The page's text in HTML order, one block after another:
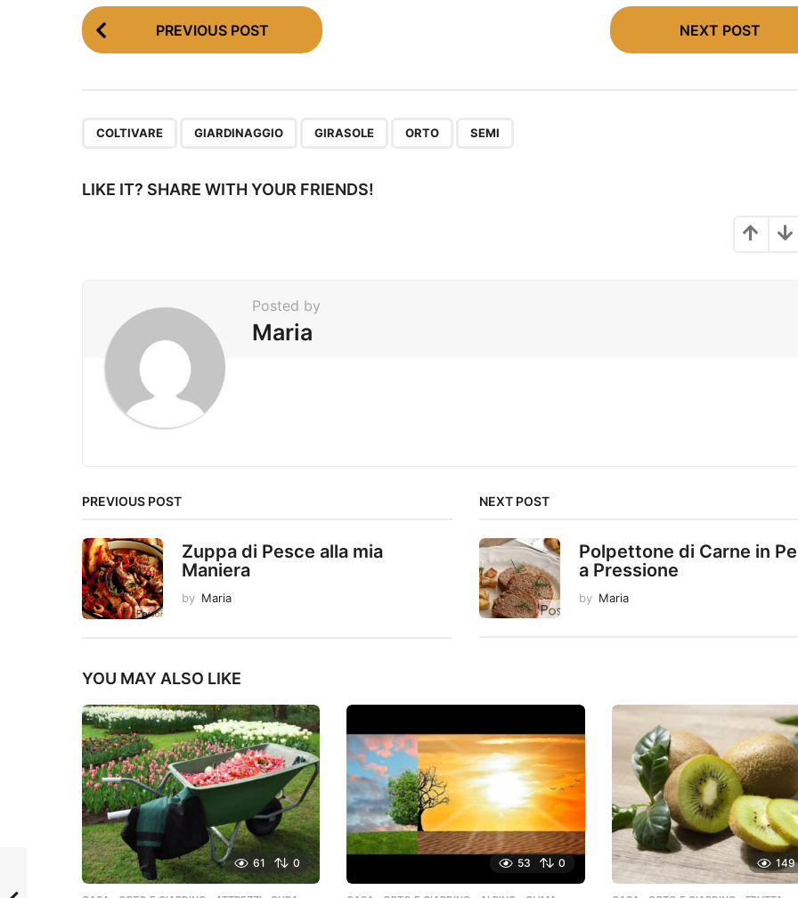
P
o
P
g
PREVIOUS POST NEXT POST
COLTIVARE GIARDINAGGIO GIRASOLE ORTO SEMI
LIKE IT? SHARE WITH YOUR FRIENDS!
Posted by
Maria
PREVIOUS POST
Zuppa di Pesce alla mia
Maniera
by Maria
NEXT POST
Polpettone di Carne in
a Pressione
by Maria
YOU MAY ALSO LIKE
61 0 53 0 149